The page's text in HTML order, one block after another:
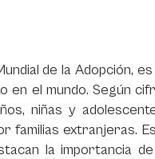
de la Adopción,
en el mundo. Según
niñas y
familias extranjeras.
la importancia